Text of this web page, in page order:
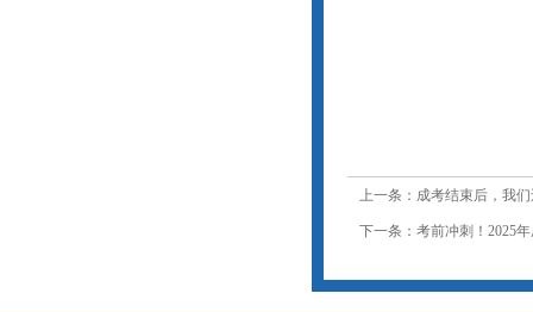
上一条：成考结束后，我
下一条：考前冲刺！2025